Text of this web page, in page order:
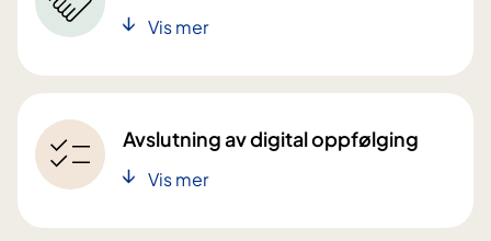
Vis mer
Avslutning av digital oppfølging
Vis mer